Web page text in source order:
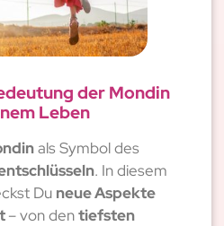
der Mondin
Leben
als Symbol des
. In diesem
Du neue Aspekte
– von dentiefsten